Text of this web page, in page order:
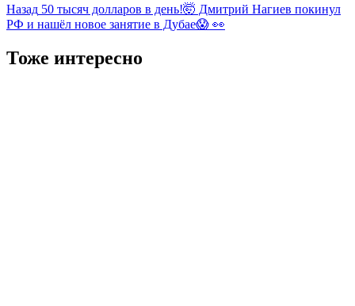
Навигация
записи
Назад 50 тысяч долларов в день!🤯 Дмитрий Нагиев покинул
РФ и нашёл новое занятие в Дубае😱 👀
Тоже интересно